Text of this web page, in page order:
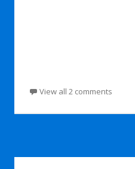
View all 2 comments